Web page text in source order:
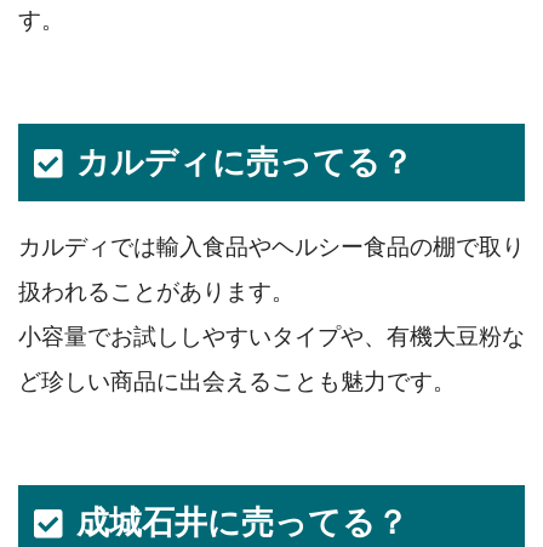
す。
カルディに売ってる？
カルディでは輸入食品やヘルシー食品の棚で取り
扱われることがあります。
小容量でお試ししやすいタイプや、有機大豆粉な
ど珍しい商品に出会えることも魅力です。
成城石井に売ってる？